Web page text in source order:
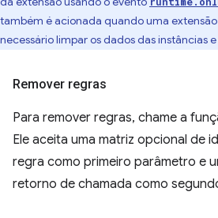
também é acionada quando uma
necessário limpar os dados das instâncias
Remover regras
Para remover regras, chame a
Ele aceita uma matriz opcional de
regra como primeiro parâmetro e
retorno de chamada como